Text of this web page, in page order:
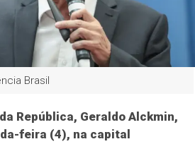
Brasil
República, Geraldo Alckmin,
feira (4), na capital